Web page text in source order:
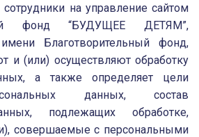
на управление сайтом
фонд “БУДУЩЕЕ ДЕТЯМ”,
Благотворительный фонд,
и (или) осуществляют обработку
а также определяет цели
данных, состав
подлежащих обработке,
совершаемые с персональными